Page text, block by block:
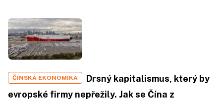
ČÍNSKÁ EKONOMIKA
Drsný kapitalismus, který by
evropské firmy nepřežily. Jak se Čína z